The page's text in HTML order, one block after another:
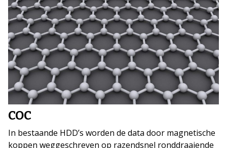
COC
In bestaande HDD’s worden de data door magnetische
koppen weggeschreven op razendsnel ronddraaiende